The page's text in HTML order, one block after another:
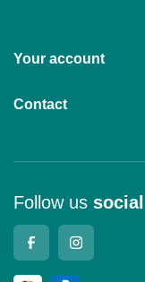
Your account
Contact
Follow us